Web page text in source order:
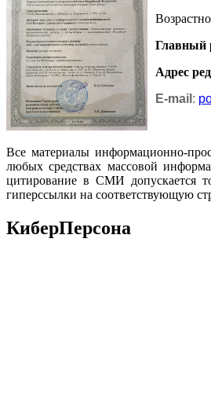
Главный
Адрес
E-mail :
Все материалы информационно-
любых средствах массовой
цитирование в СМИ допускается
гиперссылки на соответствующую
КиберПерсона